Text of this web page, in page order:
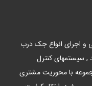
و اجرای انواع جک درب
, سیستمهای کنترل
با محوریت مشتری